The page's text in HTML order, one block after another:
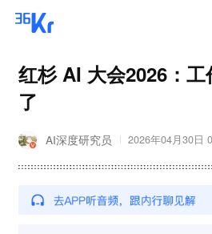
红杉 AI 大会2026：
了
AI深度研究员 2026年04月30日